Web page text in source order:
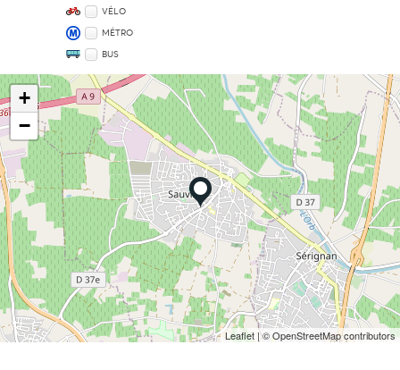
VÉLO
MÉTRO
BUS
+
−
Leaflet| © OpenStreetMap contributors